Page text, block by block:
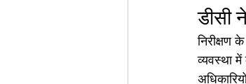
डीसी
निरीक्षण
व्यवस्था